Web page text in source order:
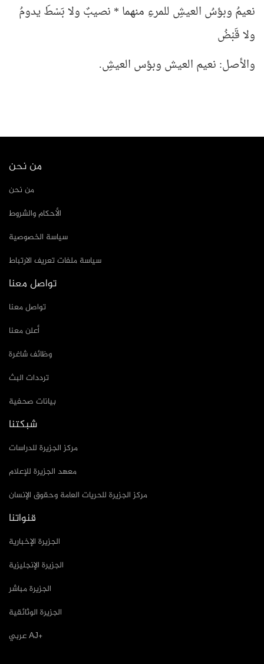
نعيمُ وبؤسُ العيشِ للمرءِ منهما * نصيبٌ ولا بَسْطَ يدومُ
ولا قَبْضُ
والأصل: نعيم العيش وبؤس العيشِ.
من نحن
من نحن
الأحكام والشروط
سياسة الخصوصية
سياسة ملفات تعريف الارتباط
تواصل معنا
تواصل معنا
أعلن معنا
وظائف شاغرة
ترددات البث
بيانات صحفية
شبكتنا
مركز الجزيرة للدراسات
معهد الجزيرة للإعلام
مركز الجزيرة للحريات العامة وحقوق الإنسان
قنواتنا
الجزيرة الإخبارية
الجزيرة الإنجليزية
الجزيرة مباشر
الجزيرة الوثائقية
عربي AJ+